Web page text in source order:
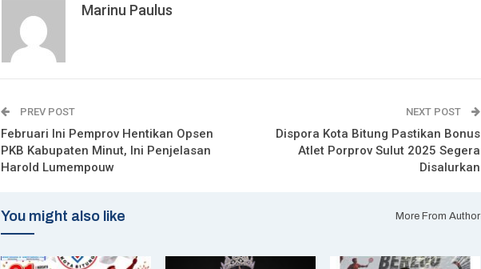
Marinu Paulus
PREV POST
Februari Ini Pemprov Hentikan Opsen
PKB Kabupaten Minut, Ini Penjelasan
Harold Lumempouw
NEXT POST
Dispora Kota Bitung Pastikan Bonus
Atlet Porprov Sulut 2025 Segera
Disalurkan
You might also like More From Author